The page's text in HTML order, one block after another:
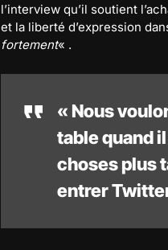
l’interview qu’il soutient
et la liberté d’expression
fortement« .
« Nous
table quand
choses plus
entrer